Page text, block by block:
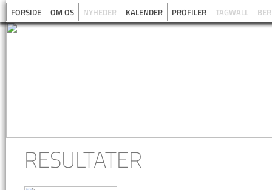
FORSIDE OM OS NYHEDER KALENDER PROFILER TAGWALL
RESULTATER